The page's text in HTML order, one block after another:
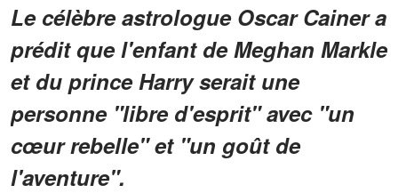
Le célèbre astrologue Oscar Cainer a
prédit que l'enfant de Meghan Markle
et du prince Harry serait une
personne "libre d'esprit" avec "un
cœur rebelle" et "un goût de
l'aventure".